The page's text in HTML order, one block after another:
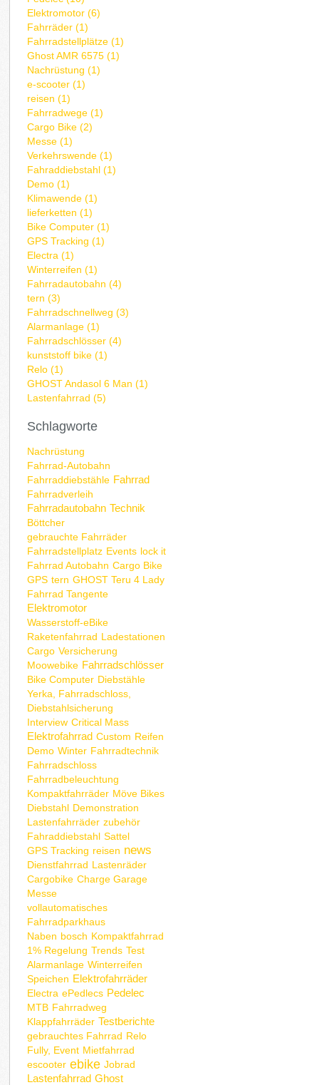
Elektromotor (6)
Fahrräder (1)
Fahrradstellplätze (1)
Ghost AMR 6575 (1)
Nachrüstung (1)
e-scooter (1)
reisen (1)
Fahrradwege (1)
Cargo Bike (2)
Messe (1)
Verkehrswende (1)
Fahraddiebstahl (1)
Demo (1)
Klimawende (1)
lieferketten (1)
Bike Computer (1)
GPS Tracking (1)
Electra (1)
Winterreifen (1)
Fahrradautobahn (4)
tern (3)
Fahrradschnellweg (3)
Alarmanlage (1)
Fahrradschlösser (4)
kunststoff bike (1)
Relo (1)
GHOST Andasol 6 Man (1)
Lastenfahrrad (5)
Schlagworte
Nachrüstung
Fahrrad-Autobahn
Fahrraddiebstähle Fahrrad
Fahrradverleih
Fahrradautobahn Technik
Böttcher
gebrauchte Fahrräder
Fahrradstellplatz Events lock it
Fahrrad Autobahn Cargo Bike
GPS tern GHOST Teru 4 Lady
Fahrrad Tangente
Elektromotor
Wasserstoff-eBike
Raketenfahrrad Ladestationen
Cargo Versicherung
Moowebike Fahrradschlösser
Bike Computer Diebstähle
Yerka, Fahrradschloss,
Diebstahlsicherung
Interview Critical Mass
Elektrofahrrad Custom Reifen
Demo Winter Fahrradtechnik
Fahrradschloss
Fahrradbeleuchtung
Kompaktfahrräder Möve Bikes
Diebstahl Demonstration
Lastenfahrräder zubehör
Fahraddiebstahl Sattel
GPS Tracking reisen news
Dienstfahrrad Lastenräder
Cargobike Charge Garage
Messe
vollautomatisches
Fahrradparkhaus
Naben bosch Kompaktfahrrad
1% Regelung Trends Test
Alarmanlage Winterreifen
Speichen Elektrofahrräder
Electra ePedlecs Pedelec
MTB Fahrradweg
Klappfahrräder Testberichte
gebrauchtes Fahrrad Relo
Fully, Event Mietfahrrad
escooter ebike Jobrad
Lastenfahrrad Ghost